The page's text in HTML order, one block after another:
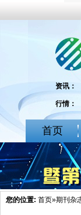
资讯：
行情：
首页
您的位置: 首页»期刊杂